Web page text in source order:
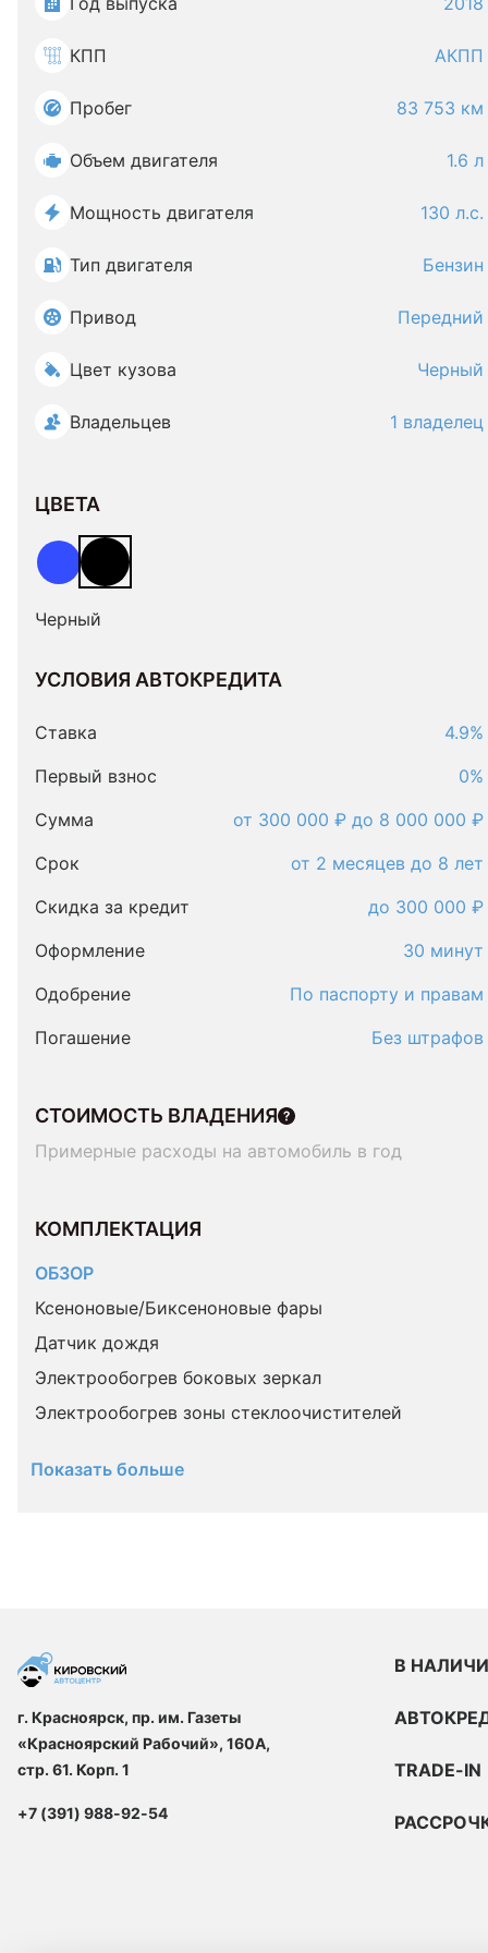
КПП АКПП
Пробег 83 753 км
Объем двигателя 1.6 л
Мощность двигателя 130 л.с.
Тип двигателя Бензин
Привод Передний
Цвет кузова Черный
Владельцев 1 владелец
ЦВЕТА
Черный
УСЛОВИЯ АВТОКРЕДИТА
Ставка
4.9%
Первый взнос
0%
Сумма
от 300 000 ₽ до 8 000 000 ₽
Срок
от 2 месяцев до 8 лет
Скидка за кредит
до 300 000 ₽
Оформление
30 минут
Одобрение
По паспорту и правам
Погашение
Без штрафов
СТОИМОСТЬ ВЛАДЕНИЯ
Примерные расходы на автомобиль в год
КОМПЛЕКТАЦИЯ
ОБЗОР
Ксеноновые/Биксеноновые фары
Датчик дождя
Электрообогрев боковых зеркал
Электрообогрев зоны стеклоочистителей
Показать больше
г. Красноярск, пр. им. Газеты
«Красноярский Рабочий», 160А,
стр. 61. Корп. 1
+7 (391) 988-92-54
В
TRADE-IN